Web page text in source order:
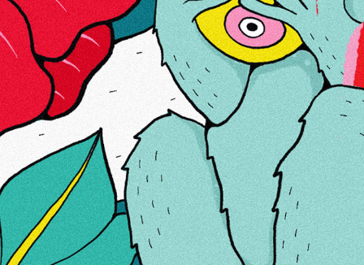
KÜPSISED
Teie kasutuskogemuse parandamiseks kasutame
küpsiseid.
Uue e-privaatsuse direktiivi täitmiseks peame
MEIST
LINGID
KONTAKTID